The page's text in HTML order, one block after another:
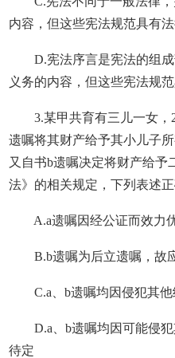
内容，但这些宪法规范具有
D.宪法序言是宪法的组成
义务的内容，但这些宪法规
3.某甲共育有三儿一女，
遗嘱将其财产给予其小儿子
又自书b遗嘱决定将财产给予
法》的相关规定，下列表述
A.a遗嘱因经公证而效力
B.b遗嘱为后立遗嘱，故
C.a、b遗嘱均因侵犯其他
D.a、b遗嘱均因可能侵犯
待定